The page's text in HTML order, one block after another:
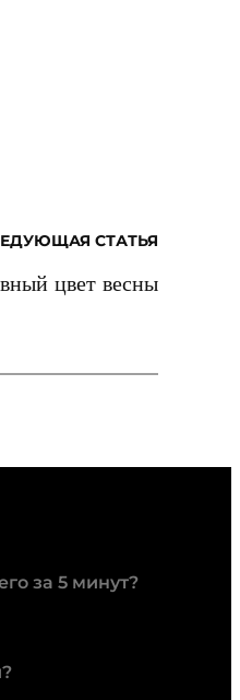
СТАТЬЯ
цвет весны
за 5 минут?